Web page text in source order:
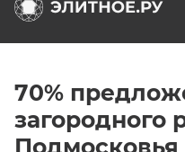
70%
загородного
Подмосковья